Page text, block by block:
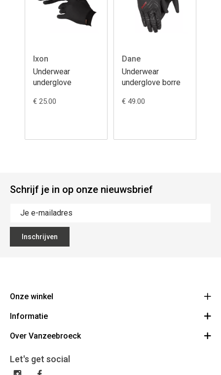
Ixon
Underwear
underglove
€ 25.00
Dane
Underwear
underglove borre
€ 49.00
Schrijf je in op onze nieuwsbrief
Inschrijven
Onze winkel
Vanzeebroeck Motors
1600 Sint-Pieters-Leeuw
023316022
BE0425198510
Informatie
Bestelling annuleren
Algemene voorwaarden
Over Vanzeebroeck
Cadeaubon
Verzenden & Retourneren
Let's get social